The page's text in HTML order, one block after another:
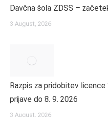
Davčna šola ZDSS –
3 August, 2026
Razpis za pridobitev
prijave do 8. 9. 2026
3 August, 2026